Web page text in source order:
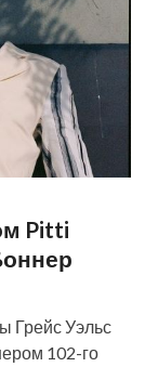
Pitti
Грейс Уэльс
102-го